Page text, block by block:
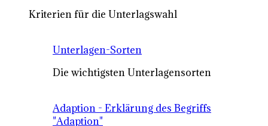
Kriterien für die Unterlagswahl
Unterlagen-Sorten
Die wichtigsten Unterlagensorten
Adaption - Erklärung des Begriffs
"Adaption"